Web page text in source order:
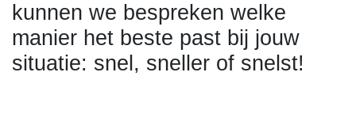
kunnen we bespreken welke
manier het beste past bij jouw
situatie: snel, sneller of snelst!